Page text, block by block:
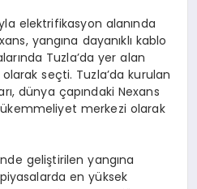
elektrifikasyon alanında
yangına dayanıklı kablo
Tuzla’da yer alan
seçti. Tuzla’da kurulan
dünya çapındaki Nexans
merkezi olarak
geliştirilen yangına
en yüksek